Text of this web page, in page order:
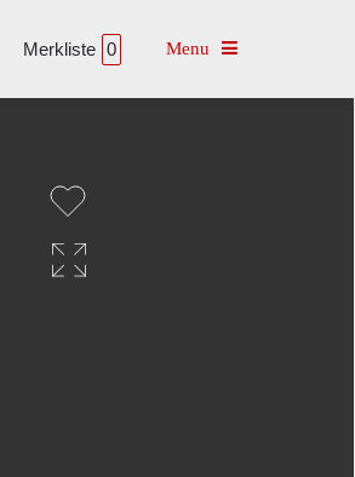
Merkliste 0 Toggle navigation